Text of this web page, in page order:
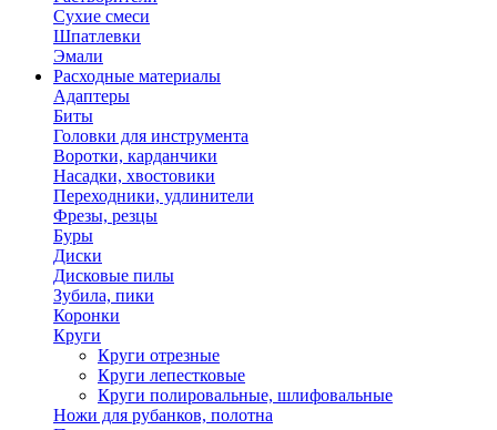
Сухие смеси
Шпатлевки
Эмали
Расходные материалы
Адаптеры
Биты
Головки для инструмента
Воротки, карданчики
Насадки, хвостовики
Переходники, удлинители
Фрезы, резцы
Буры
Диски
Дисковые пилы
Зубила, пики
Коронки
Круги
Круги отрезные
Круги лепестковые
Круги полировальные, шлифовальные
Ножи для рубанков, полотна